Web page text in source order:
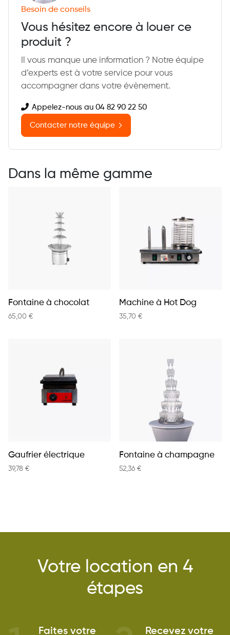
Besoin de conseils
Vous hésitez encore à louer ce
produit ?
Il vous manque une information ? Notre équipe
d’experts est à votre service pour vous
accompagner dans votre évènement.
Appelez-nous au 04 82 90 22 50
Contacter notre équipe
Dans la même gamme
Fontaine à chocolat
65,00 €
Machine à Hot Dog
35,70 €
Gaufrier électrique
39,78 €
Fontaine à champagne
52,36 €
Votre location en 4
étapes
Faites votre
Recevez votre